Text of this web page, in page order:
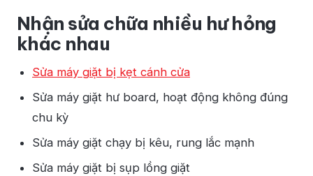
Nhận sửa chữa nhiều hư hỏng
khác nhau
Sửa máy giặt bị kẹt cánh cửa
Sửa máy giặt hư board, hoạt động không đúng
chu kỳ
Sửa máy giặt chạy bị kêu, rung lắc mạnh
Sửa máy giặt bị sụp lồng giặt